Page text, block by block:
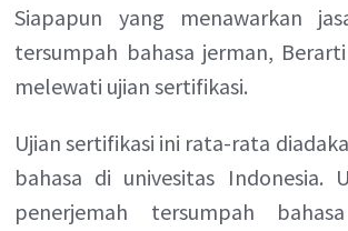
Siapapun yang menawarkan
tersumpah bahasa jerman,
melewati ujian sertifikasi.
Ujian sertifikasi ini rata-rata
bahasa di univesitas Indonesia.
penerjemah tersumpah